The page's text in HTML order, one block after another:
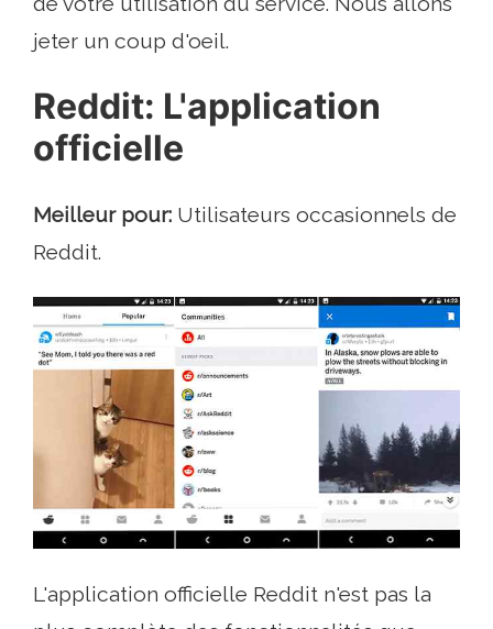
jeter un coup d'oeil.
Reddit: L'application
officielle
Meilleur pour: Utilisateurs occasionnels de
Reddit.
L'application officielle Reddit n'est pas la